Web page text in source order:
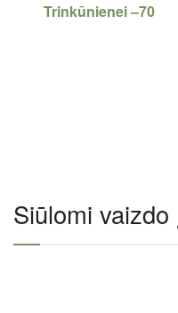
Trinkūnienei –70
Siūlomi vaizdo